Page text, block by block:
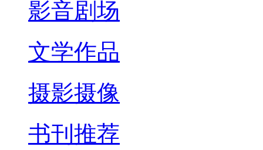
影音剧场
文学作品
摄影摄像
书刊推荐